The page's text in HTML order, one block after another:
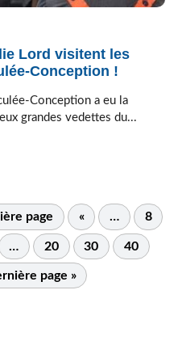
Lord visitent les
Conception !
Conception a eu la
grandes vedettes du...
page « … 8
… 20 30 40
page »